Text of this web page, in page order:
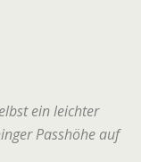
ein leichter
Passhöhe auf